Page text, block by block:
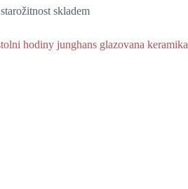
starožitnost skladem